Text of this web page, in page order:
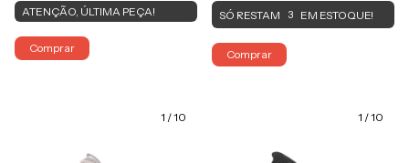
ATENÇÃO, ÚLTIMA PEÇA!
Comprar
SÓ RESTAM 3 EM ESTOQUE!
Comprar
1 /10 1 /10